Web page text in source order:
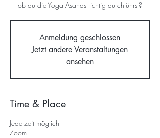
ob du die Yoga Asanas richtig durchführst?
Anmeldung geschlossen
Jetzt andere Veranstaltungen
ansehen
Time & Place
Jederzeit möglich
Zoom